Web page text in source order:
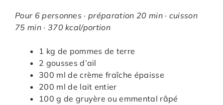
Pour 6 personnes · préparation 20 min · cuisson
75 min · 370 kcal/portion
1 kg de pommes de terre
2 gousses d’ail
300 ml de crème fraîche épaisse
200 ml de lait entier
100 g de gruyère ou emmental râpé